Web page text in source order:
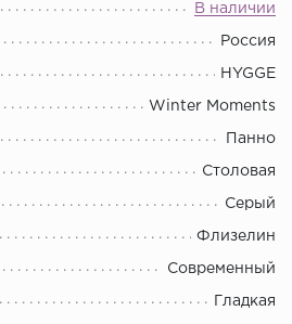
В наличии
Россия
HYGGE
Winter Moments
Панно
Столовая
Серый
Флизелин
Современный
Гладкая